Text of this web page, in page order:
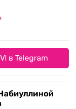
в Telegram